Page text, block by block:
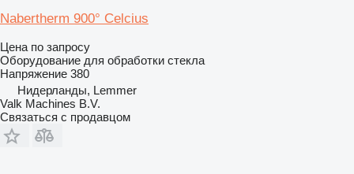
Nabertherm 900° Celcius
Цена по запросу
Оборудование для обработки стекла
Напряжение 380
Нидерланды, Lemmer
Valk Machines B.V.
Связаться с продавцом